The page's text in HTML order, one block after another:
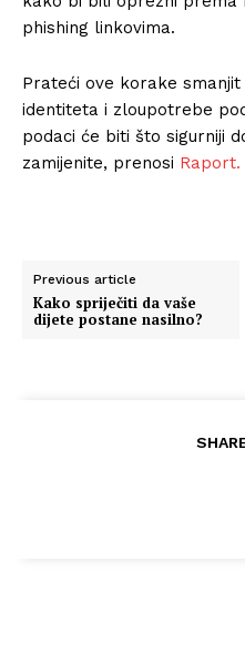
phishing linkovima.
Prateći ove korake
identiteta i zloupotrebe
podaci će biti što sigurniji
zamijenite, prenosi Raport.
Previous article
Kako spriječiti da vaše
dijete postane nasilno?